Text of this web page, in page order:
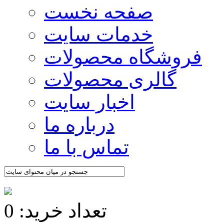
صفحه نخست
خدمات سایت
فروشگاه محصولات
گالری محصولات
اخبار سایت
درباره ما
تماس با ما
تعداد خرید: 0